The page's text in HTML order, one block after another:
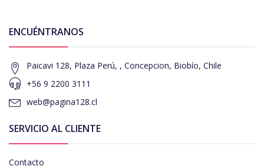
ENCUÉNTRANOS
Paicavi 128, Plaza Perú, , Concepcion, Biobío, Chile
+56 9 2200 3111
web@pagina128.cl
SERVICIO AL CLIENTE
Contacto